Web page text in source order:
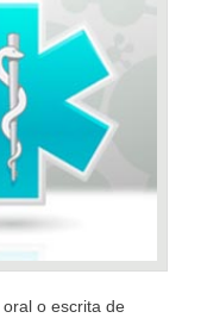
o escrita de